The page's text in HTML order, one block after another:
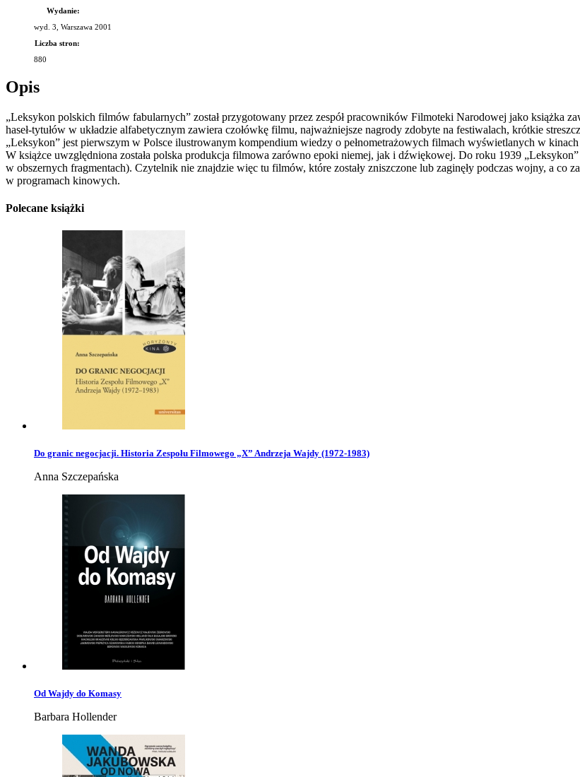
Wydanie:
wyd. 3, Warszawa 2001
Liczba stron:
880
Opis
„Leksykon polskich filmów fabularnych” został przygotowany przez zespół pracowników Filmoteki Narodowej jako książka
haseł-tytułów w układzie alfabetycznym zawiera czołówkę filmu, najważniejsze nagrody zdobyte na festiwalach, krótkie
„Leksykon” jest pierwszym w Polsce ilustrowanym kompendium wiedzy o pełnometrażowych filmach wyświetlanych w
W książce uwzględniona została polska produkcja filmowa zarówno epoki niemej, jak i dźwiękowej. Do roku 1939
w obszernych fragmentach). Czytelnik nie znajdzie więc tu filmów, które zostały zniszczone lub zaginęły podczas wojny, a co
w programach kinowych.
Polecane książki
Do granic negocjacji. Historia Zespołu Filmowego „X” Andrzeja Wajdy (1972-1983)
Anna Szczepańska
Od Wajdy do Komasy
Barbara Hollender